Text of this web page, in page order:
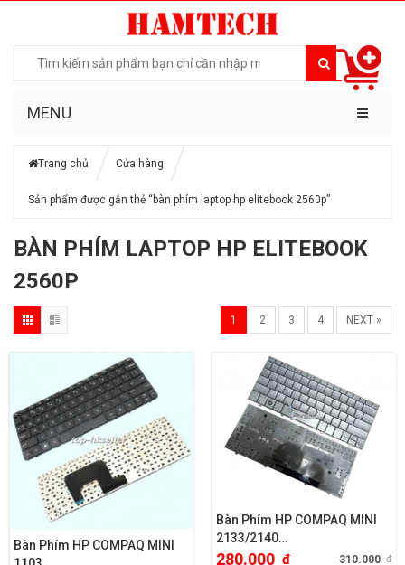
MENU
Trang chủ Cửa hàng
Sản phẩm được gắn thẻ “bàn phím laptop hp elitebook 2560p”
BÀN PHÍM LAPTOP HP ELITEBOOK
2560P
1 2 3 4 NEXT »
Bàn Phím HP COMPAQ MINI
Bàn Phím HP COMPAQ MINI
2133/2140…
280.000 đ 310.000đ